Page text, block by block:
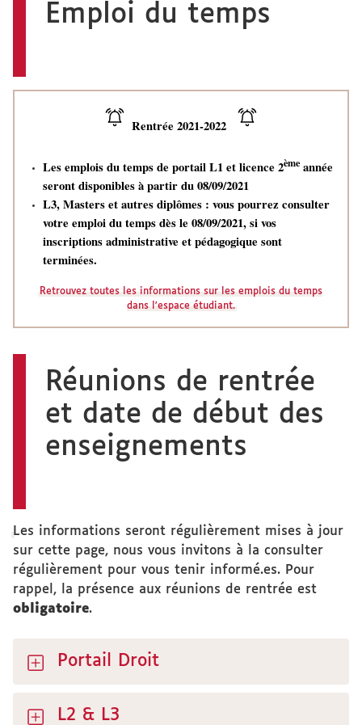
Emploi du temps
Rentrée 2021-2022
Les emplois du tempsde portail L1 et licence 2ème année
seront disponibles à partir du 08/09/2021
L3, Masters et autres diplômes : vous pourrez consulter
votre emploi du temps dès le 08/09/2021, si vos
inscriptions administrative et pédagogique sont
terminées.
Retrouvez toutes les informations sur les emplois du temps
dans l'espace étudiant.
Réunions de rentrée
et date de début des
enseignements
Les informations seront régulièrement mises à jour
sur cette page, nous vous invitons à la consulter
régulièrement pour vous tenir informé.es. Pour
rappel, la présence aux réunions de rentrée est
obligatoire.
Portail Droit
L2 & L3